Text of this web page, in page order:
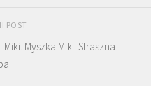
POST
Myszka Miki. Straszna